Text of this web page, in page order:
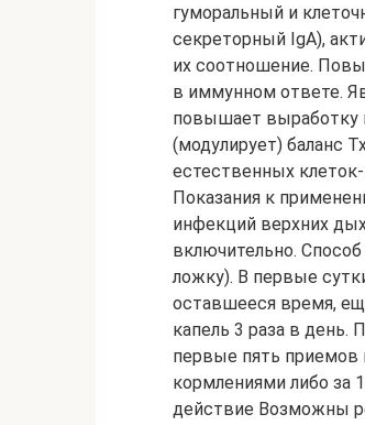
гуморальный и
секреторный IgA),
их соотношение.
в иммунном ответе.
повышает выработку
(модулирует) баланс
естественных
Показания к
инфекций верхних
включительно.
ложку). В первые
оставшееся время,
капель 3 раза в день.
первые пять приемов
кормлениями либо за
действие Возможны